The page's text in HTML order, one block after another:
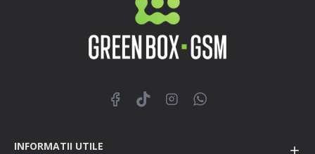
INFORMATII UTILE